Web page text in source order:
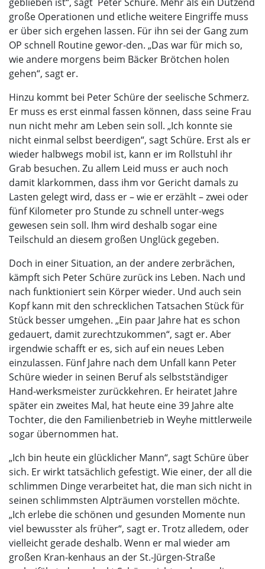
große Operationen und etliche weitere Eingriffe muss
er über sich ergehen lassen. Für ihn sei der Gang zum
OP schnell Routine gewor-den. „Das war für mich so,
wie andere morgens beim Bäcker Brötchen holen
gehen“, sagt er.
Hinzu kommt bei Peter Schüre der seelische Schmerz.
Er muss es erst einmal fassen können, dass seine Frau
nun nicht mehr am Leben sein soll. „Ich konnte sie
nicht einmal selbst beerdigen“, sagt Schüre. Erst als er
wieder halbwegs mobil ist, kann er im Rollstuhl ihr
Grab besuchen. Zu allem Leid muss er auch noch
damit klarkommen, dass ihm vor Gericht damals zu
Lasten gelegt wird, dass er – wie er erzählt – zwei oder
fünf Kilometer pro Stunde zu schnell unter-wegs
gewesen sein soll. Ihm wird deshalb sogar eine
Teilschuld an diesem großen Unglück gegeben.
Doch in einer Situation, an der andere zerbrächen,
kämpft sich Peter Schüre zurück ins Leben. Nach und
nach funktioniert sein Körper wieder. Und auch sein
Kopf kann mit den schrecklichen Tatsachen Stück für
Stück besser umgehen. „Ein paar Jahre hat es schon
gedauert, damit zurechtzukommen“, sagt er. Aber
irgendwie schafft er es, sich auf ein neues Leben
einzulassen. Fünf Jahre nach dem Unfall kann Peter
Schüre wieder in seinen Beruf als selbstständiger
Hand-werksmeister zurückkehren. Er heiratet Jahre
später ein zweites Mal, hat heute eine 39 Jahre alte
Tochter, die den Familienbetrieb in Weyhe mittlerweile
sogar übernommen hat.
„Ich bin heute ein glücklicher Mann“, sagt Schüre über
sich. Er wirkt tatsächlich gefestigt. Wie einer, der all die
schlimmen Dinge verarbeitet hat, die man sich nicht in
seinen schlimmsten Alpträumen vorstellen möchte.
„Ich erlebe die schönen und gesunden Momente nun
viel bewusster als früher“, sagt er. Trotz alledem, oder
vielleicht gerade deshalb. Wenn er mal wieder am
großen Kran-kenhaus an der St.-Jürgen-Straße